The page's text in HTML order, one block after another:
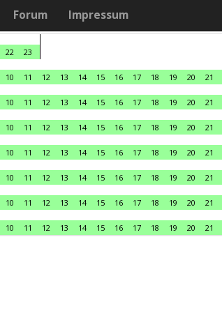
Forum Impressum
22
23
10 11 12 13 14 15 16 17 18 19 20 21
10 11 12 13 14 15 16 17 18 19 20 21
10 11 12 13 14 15 16 17 18 19 20 21
10 11 12 13 14 15 16 17 18 19 20 21
10 11 12 13 14 15 16 17 18 19 20 21
10 11 12 13 14 15 16 17 18 19 20 21
10 11 12 13 14 15 16 17 18 19 20 21